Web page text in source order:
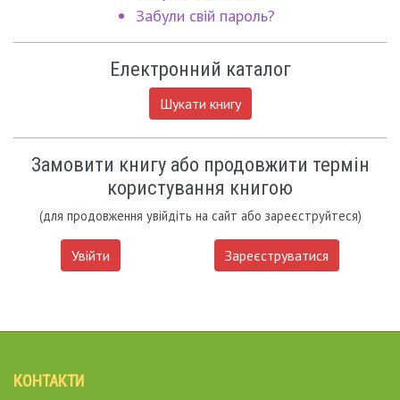
Забули свій пароль?
Електронний каталог
Шукати книгу
Замовити книгу або продовжити термін
користування книгою
(для продовження увійдіть на сайт або зареєструйтеся)
Увійти Зареєструватися
КОНТАКТИ